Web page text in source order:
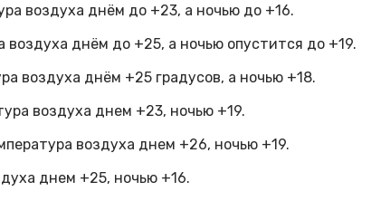
воздуха днём до +23, а ночью до +16.
днём до +25, а ночью опустится до +19.
воздуха днём +25 градусов, а ночью +18.
воздуха днем +23, ночью +19.
воздуха днем +26, ночью +19.
днем +25, ночью +16.